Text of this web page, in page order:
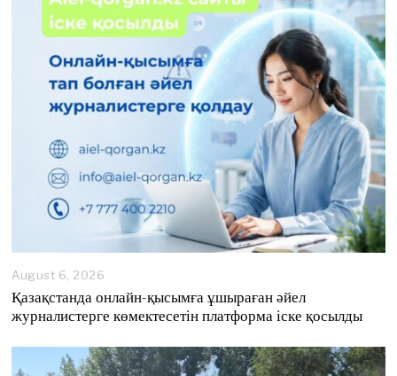
August 6, 2026
g
u
t
6
Қазақстанда онлайн-қысымға ұшыраған әйел
журналистерге көмектесетін платформа іске қосылды